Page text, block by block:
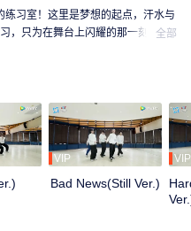
练习室！这里是梦想的起点，汗水与
，只为在舞台上闪耀的那一刻。从
全部
VIP
Bad News(Still Ver.)
VIP